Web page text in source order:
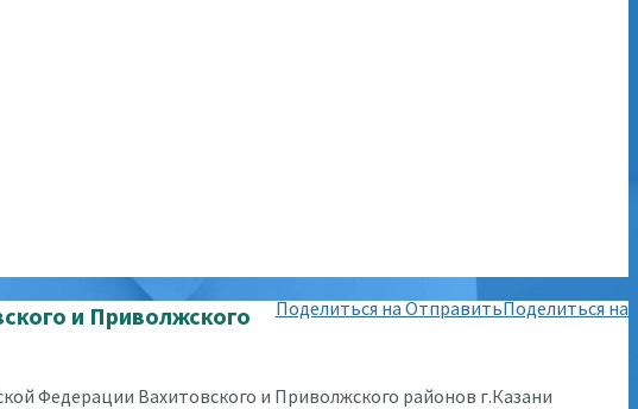
Поделиться наОтправитьПоделиться на
и Приволжского
Федерации Вахитовского и Приволжского районов г.Казани